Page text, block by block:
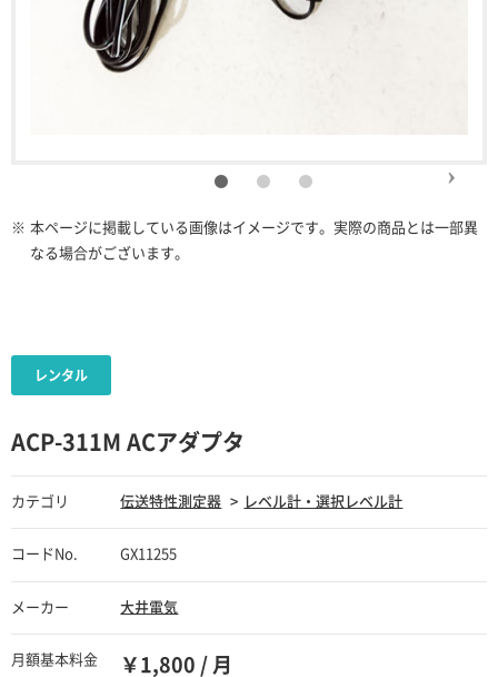
※ 本ページに掲載している画像はイメージです。実際の商品とは一部異
なる場合がございます。
ACP-311M ACアダプタ
カテゴリ 伝送特性測定器 レベル計・選択レベル計
コードNo. GX11255
メーカー 大井電気
月額基本料金 ￥1,800 / 月